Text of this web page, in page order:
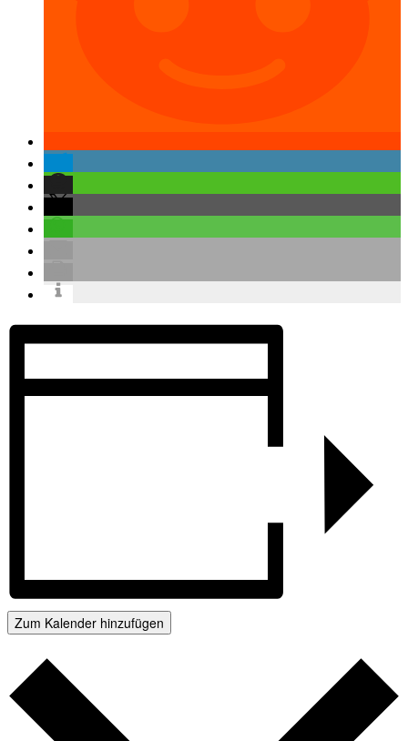
Zum Kalender hinzufügen